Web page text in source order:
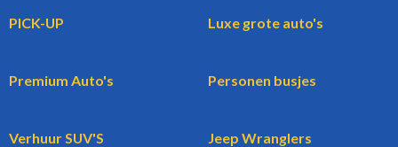
PICK-UP Luxe grote auto's
Premium Auto's Personen busjes
Verhuur SUV'S Jeep Wranglers